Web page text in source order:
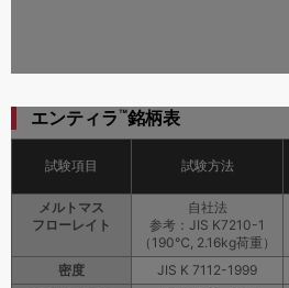
エンティラ ™銘柄表
試験項目 試験方法
メルトマス
フローレイト
自社法
参考：JIS K7210-1
（190℃, 2.16kg荷重）
密度 JIS K 7112-1999